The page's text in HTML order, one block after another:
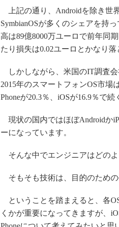
上記の通り、Androidを除き世
SymbianOSが多くのシェアを持
高は89億8000万ユーロで前年同
たり損失は0.02ユーロとかなり落
しかしながら、米国のIT調査会
2015年のスマートフォンOS市場
Phoneが20.3％、iOSが16.9％で続
現状の国内ではほぼAndroidか
ーになっています。
そんな中でエンジニアはどのよ
そもそも技術は、目的のための
ということを踏まえると、各
くかが重要になってきますが、